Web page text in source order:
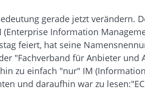
gerade jetzt
(Enterprise Information
feiert, hat seine
"Fachverband für Anbieter
zu einfach "nur" IM
und daraufhin war zu